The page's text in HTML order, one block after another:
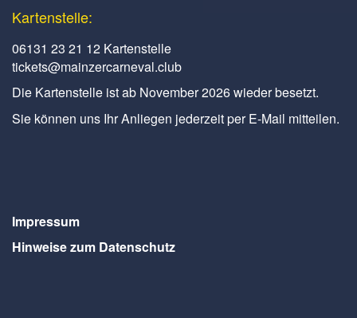
Kartenstelle:
06131 23 21 12 Kartenstelle
tickets@mainzercarneval.club
Die Kartenstelle ist ab November 2026 wieder besetzt.
Sie können uns Ihr Anliegen jederzeit per E-Mail mitteilen.
Impressum
Hinweise zum Datenschutz